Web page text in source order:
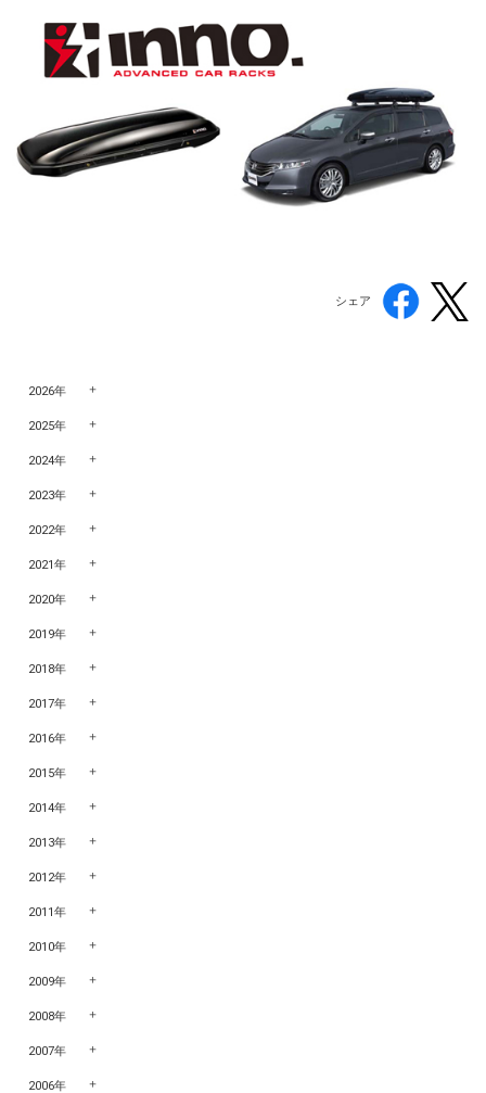
シェア
2026年
2025年
2024年
2023年
2022年
2021年
2020年
2019年
2018年
2017年
2016年
2015年
2014年
2013年
2012年
2011年
2010年
2009年
2008年
2007年
2006年